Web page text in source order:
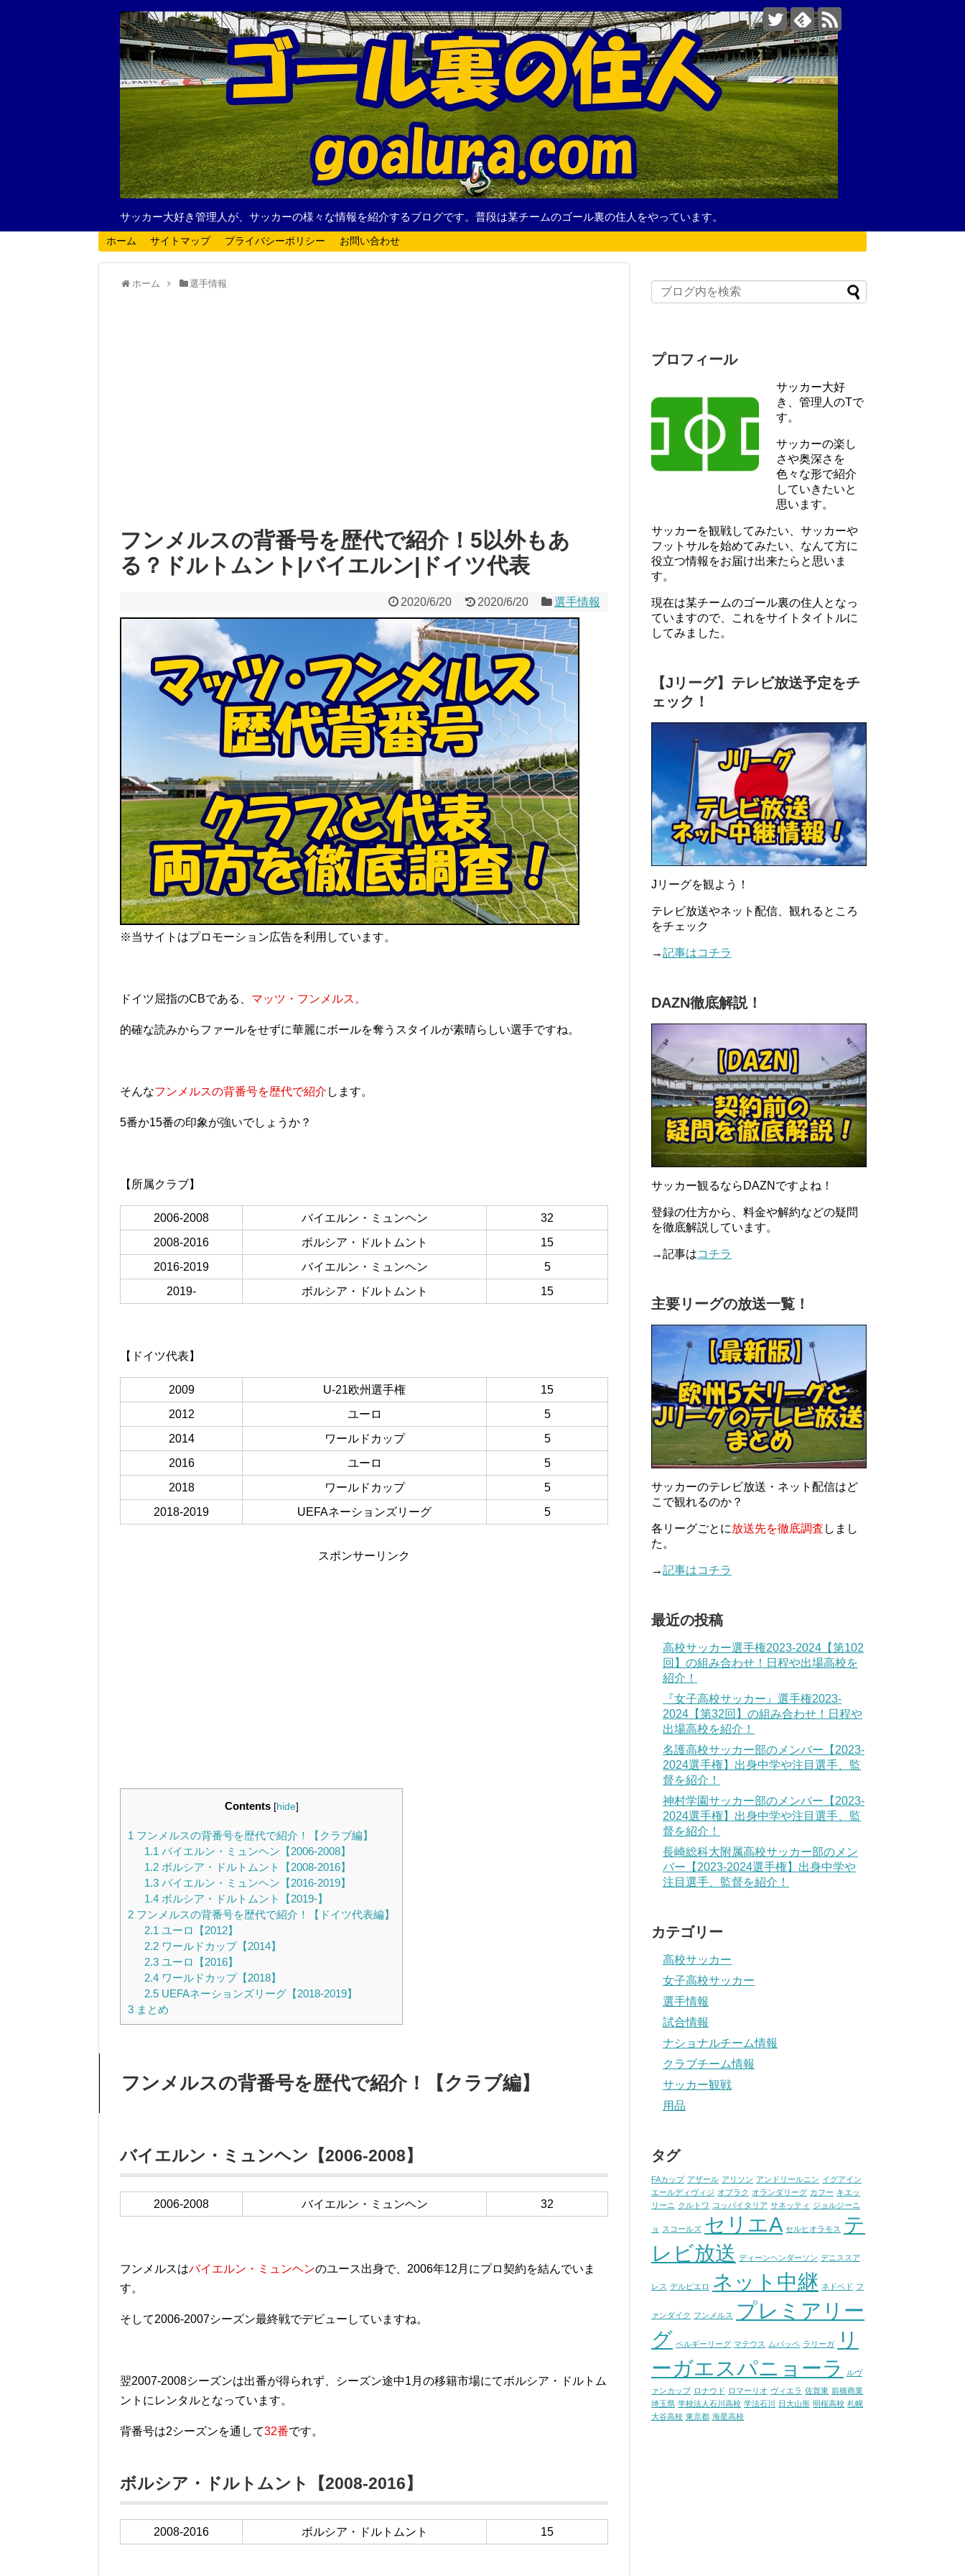
サッカー大好き管理人が、サッカーの様々な情報を紹介するブログです。普段は某チームのゴール裏の住人をやっています。
ホーム サイトマップ プライバシーポリシー お問い合わせ
ホーム 選手情報
フンメルスの背番号を歴代で紹介！5以外もあ
る？ドルトムント|バイエルン|ドイツ代表
2020/6/20 2020/6/20 選手情報
※当サイトはプロモーション広告を利用しています。
ドイツ屈指のCBである、 マッツ・フンメルス。
的確な読みからファールをせずに華麗にボールを奪うスタイルが素晴らしい選手ですね。
そんなフンメルスの背番号を歴代で紹介 します。
5番か15番の印象が強いでしょうか？
【所属クラブ】
2006-2008 バイエルン・ミュンヘン
32
2008-2016
ボルシア・ドルトムント
15
2016-2019
バイエルン・ミュンヘン
5
2019-
ボルシア・ドルトムント 15
【ドイツ代表】
2009 U-21欧州選手権
15
2012
ユーロ
5
2014
ワールドカップ
5
2016
ユーロ
5
2018
ワールドカップ
5
2018-2019
UEFAネーションズリーグ 5
スポンサーリンク
Contents [hide]
1 フンメルスの背番号を歴代で紹介！【クラブ編】
1.1 バイエルン・ミュンヘン【2006-2008】
1.2ボルシア・ドルトムント【2008-2016】
1.3バイエルン・ミュンヘン【2016-2019】
1.4ボルシア・ドルトムント【2019-】
2 フンメルスの背番号を歴代で紹介！【ドイツ代表編】
2.1 ユーロ【2012】
2.2ワールドカップ【2014】
2.3ユーロ【2016】
2.4ワールドカップ【2018】
2.5UEFAネーションズリーグ【2018-2019】
3 まとめ
フンメルスの背番号を歴代で紹介！【クラブ編】
バイエルン・ミュンヘン【2006-2008】
2006-2008 バイエルン・ミュンヘン 32
フンメルスはバイエルン・ミュンヘンのユース出身で、2006年12月にプロ契約を結んでいま
す。
そして2006-2007シーズン最終戦でデビューしていますね。
翌2007-2008シーズンは出番が得られず、シーズン途中1月の移籍市場にてボルシア・ドルトム
ントにレンタルとなっています。
背番号は2シーズンを通して32番です。
ボルシア・ドルトムント【2008-2016】
2008-2016 ボルシア・ドルトムント 15
プロフィール
サッカー大好
き、管理人のTで
す。
サッカーの楽し
さや奥深さを
色々な形で紹介
していきたいと
思います。
サッカーを観戦してみたい、サッカーや
フットサルを始めてみたい、なんて方に
役立つ情報をお届け出来たらと思いま
す。
現在は某チームのゴール裏の住人となっ
ていますので、これをサイトタイトルに
してみました。
【Jリーグ】テレビ放送予定をチ
ェック！
Jリーグを観よう！
テレビ放送やネット配信、観れるところ
をチェック
→記事はコチラ
DAZN徹底解説！
サッカー観るならDAZNですよね！
登録の仕方から、料金や解約などの疑問
を徹底解説しています。
→記事はコチラ
主要リーグの放送一覧！
サッカーのテレビ放送・ネット配信はど
こで観れるのか？
各リーグごとに放送先を徹底調査 しまし
た。
→記事はコチラ
最近の投稿
高校サッカー選手権2023-2024【第102
回】の組み合わせ！日程や出場高校を
紹介！
『女子高校サッカー』選手権2023-
2024【第32回】の組み合わせ！日程や
出場高校を紹介！
名護高校サッカー部のメンバー【2023-
2024選手権】出身中学や注目選手、監
督を紹介！
神村学園サッカー部のメンバー【2023-
2024選手権】出身中学や注目選手、監
督を紹介！
長崎総科大附属高校サッカー部のメン
バー【2023-2024選手権】出身中学や
注目選手、監督を紹介！
カテゴリー
高校サッカー
女子高校サッカー
選手情報
試合情報
ナショナルチーム情報
クラブチーム情報
サッカー観戦
用品
タグ
FAカップ アザール アリソン アンドリールニン イグアイン
エールディヴィジ オブラク オランダリーグ カフー キエッ
リーニ クルトワ コッパイタリア サネッティ ジョルジーニ
ョ スコールズ セリエA セルヒオラモス
テ
レビ放送 ディーンヘンダーソン デニススア
レス デルピエロ ネット中継 ネドベド フ
ァンダイク フンメルス
プレミアリー
グ ベルギーリーグ マテウス ムバッペ ラリーガ
リ
ーガエスパニョーラ
ルヴ
ァンカップ ロナウド ロマーリオ ヴィエラ 佐賀東 前橋商業
埼玉県 学校法人石川高校 学法石川 日大山形 明桜高校 札幌
大谷高校 東京都 海星高校